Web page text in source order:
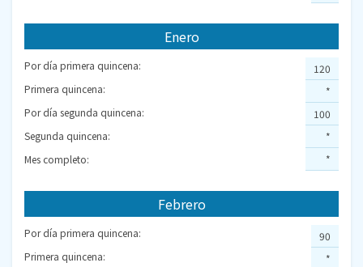
Enero
Por día primera quincena:
Primera quincena:
Por día segunda quincena:
Segunda quincena:
Mes completo:
120
*
100
*
*
Febrero
Por día primera quincena:
Primera quincena:
90
*